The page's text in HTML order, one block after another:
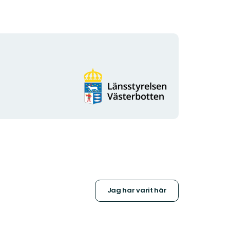
Organisationens
logotyp
Jag har varit här